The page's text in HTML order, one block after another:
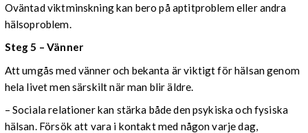
Oväntad viktminskning kan bero på aptitproblem eller andra
hälsoproblem.
Steg 5 – Vänner
Att umgås med vänner och bekanta är viktigt för hälsan genom
hela livet men särskilt när man blir äldre.
– Sociala relationer kan stärka både den psykiska och fysiska
hälsan. Försök att vara i kontakt med någon varje dag,